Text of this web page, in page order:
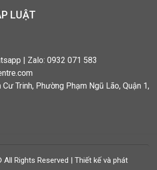
LUẬT
| Zalo: 0932 071 583
Trinh, Phường Phạm Ngũ Lão, Quận 1,
Rights Reserved | Thiết kế và phát